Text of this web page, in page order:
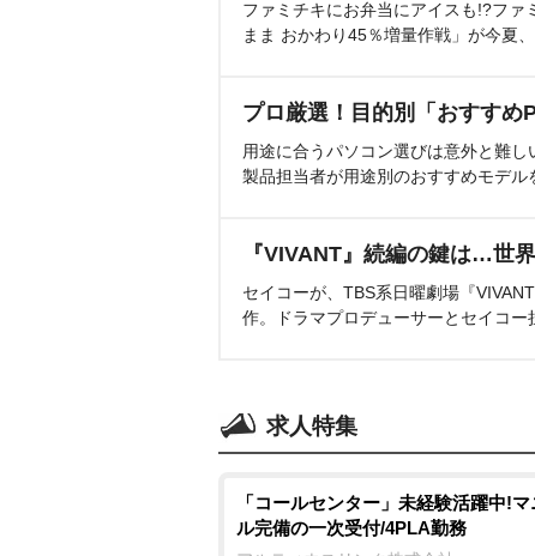
ファミチキにお弁当にアイスも!?フ
まま おかわり45％増量作戦」が今夏
プロ厳選！目的別「おすすめ
用途に合うパソコン選びは意外と難
製品担当者が用途別のおすすめモデル
『VIVANT』続編の鍵は…世
セイコーが、TBS系日曜劇場『
作。ドラマプロデューサーとセイコー
求人特集
「コールセンター」未経験活躍中!
ル完備の一次受付/4PLA勤務